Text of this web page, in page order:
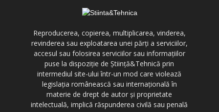
Reproducerea, copierea, multiplicarea, vinderea,
revinderea sau exploatarea unei părți a serviciilor,
accesul sau folosirea serviciilor sau informațiilor
puse la dispoziție de Știință&Tehnică prin
intermediul site-ului într-un mod care violează
legislația românească sau internațională în
materie de drept de autor și proprietate
intelectuală, implică răspunderea civilă sau penală